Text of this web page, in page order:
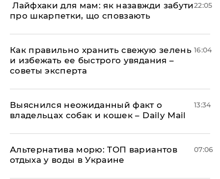
​ Лайфхаки для мам: як назавжди забути
про шкарпетки, що сповзають
22:05
Как правильно хранить свежую зелень
и избежать ее быстрого увядания –
советы эксперта
16:04
Выяснился неожиданный факт о
владельцах собак и кошек – Daily Mail
13:34
Альтернатива морю: ТОП вариантов
отдыха у воды в Украине
07:06